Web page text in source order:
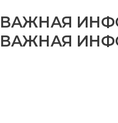
ВАЖНАЯ
ВАЖНАЯ